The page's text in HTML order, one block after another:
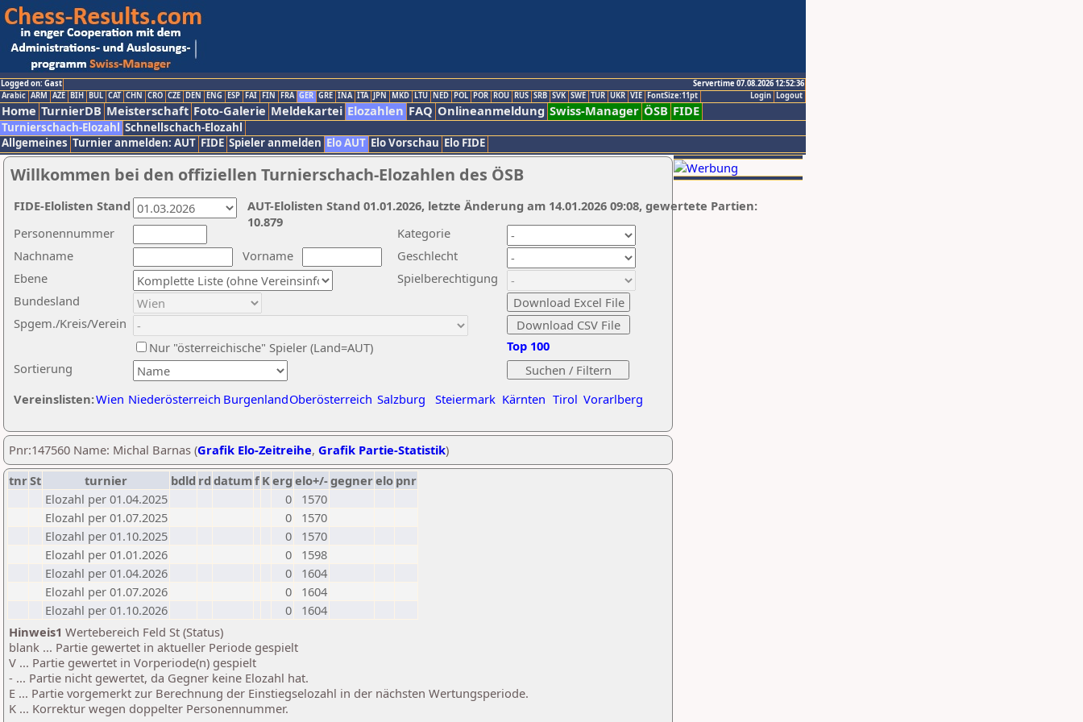
Logged on: Gast
Servertime 07.08.2026 12:52:36
Logout
Login
Arabic ARM AZE BIH BUL CAT CHN CRO CZE DEN ENG ESP FAI FIN FRA GER GRE INA ITA JPN MKD LTU NED POL POR ROU RUS SRB SVK SWE TUR UKR VIE FontSize:11pt
Home TurnierDB Meisterschaft Foto-Galerie Meldekartei Elozahlen FAQ Onlineanmeldung Swiss-Manager ÖSB FIDE
Turnierschach-Elozahl Schnellschach-Elozahl
Allgemeines Turnier anmelden: AUT FIDE Spieler anmelden Elo AUT Elo Vorschau Elo FIDE
Willkommen bei den offiziellen Turnierschach-Elozahlen des ÖSB
Nachname
Vorname
Ebene
Kategorie
Sortierung
Personennummer
Bundesland
Spgem./Kreis/Verein
Geschlecht
Nur "österreichische" Spieler (Land=AUT)
Spielberechtigung
Vereinslisten:Wien Niederösterreich BurgenlandOberösterreich Salzburg Steiermark Kärnten Tirol Vorarlberg
Top 100
AUT-Elolisten Stand 01.01.2026, letzte Änderung am 14.01.2026 09:08, gewertete Partien:
10.879
FIDE-Elolisten Stand
Pnr:147560 Name: Michal Barnas (Grafik Elo-Zeitreihe, Grafik Partie-Statistik)
tnrSt turnier bdld rd datumf Kerg elo+/-gegnerelo pnr
Elozahl per 01.04.2025
0
1570
Elozahl per 01.07.2025
0
1570
Elozahl per 01.10.2025
0
1570
Elozahl per 01.01.2026
0
1598
Elozahl per 01.04.2026
0
1604
Elozahl per 01.07.2026
0
1604
Elozahl per 01.10.2026
0
1604
Hinweis1 Wertebereich Feld St (Status)
blank ... Partie gewertet in aktueller Periode gespielt
V ... Partie gewertet in Vorperiode(n) gespielt
- ... Partie nicht gewertet, da Gegner keine Elozahl hat.
E ... Partie vorgemerkt zur Berechnung der Einstiegselozahl in der nächsten Wertungsperiode.
K ... Korrektur wegen doppelter Personennummer.